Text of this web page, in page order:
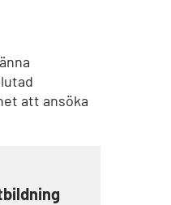
att ansöka